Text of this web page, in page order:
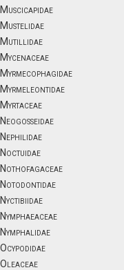
Muscicapidae
Mustelidae
Mutillidae
Mycenaceae
Myrmecophagidae
Myrmeleontidae
Myrtaceae
Neogosseidae
Nephilidae
Noctuidae
Nothofagaceae
Notodontidae
Nyctibiidae
Nymphaeaceae
Nymphalidae
Ocypodidae
Oleaceae